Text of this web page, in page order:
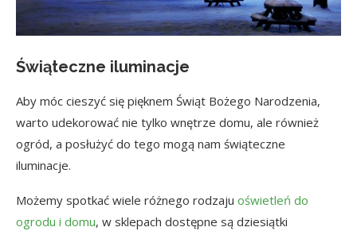
Świąteczne iluminacje
Aby móc cieszyć się pięknem Świąt Bożego Narodzenia,
warto udekorować nie tylko wnętrze domu, ale również
ogród, a posłużyć do tego mogą nam świąteczne
iluminacje.
Możemy spotkać wiele różnego rodzaju oświetleń do
ogrodu i domu, w sklepach dostępne są dziesiątki